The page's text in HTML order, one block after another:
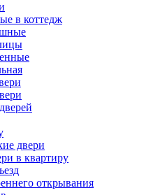
в коттедж
двери
в квартиру
открывания